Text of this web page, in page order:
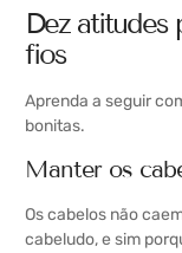
Dez atitudes
fios
Aprenda a seguir
bonitas.
Manter os
Os cabelos não
cabeludo, e sim